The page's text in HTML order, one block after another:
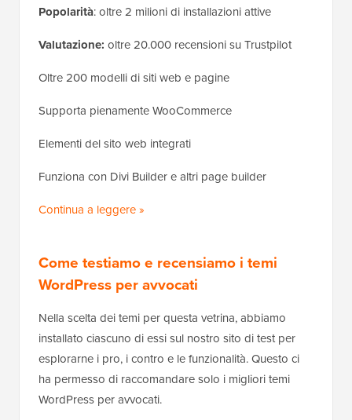
Popolarità: oltre 2 milioni di installazioni attive
Valutazione: oltre 20.000 recensioni su Trustpilot
Oltre 200 modelli di siti web e pagine
Supporta pienamente WooCommerce
Elementi del sito web integrati
Funziona con Divi Builder e altri page builder
Continua a leggere »
Come testiamo e recensiamo i temi
WordPress per avvocati
Nella scelta dei temi per questa vetrina, abbiamo
installato ciascuno di essi sul nostro sito di test per
esplorarne i pro, i contro e le funzionalità. Questo ci
ha permesso di raccomandare solo i migliori temi
WordPress per avvocati.